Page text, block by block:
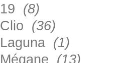
19 (8)
Clio (36)
Laguna (1)
Mégane (13)